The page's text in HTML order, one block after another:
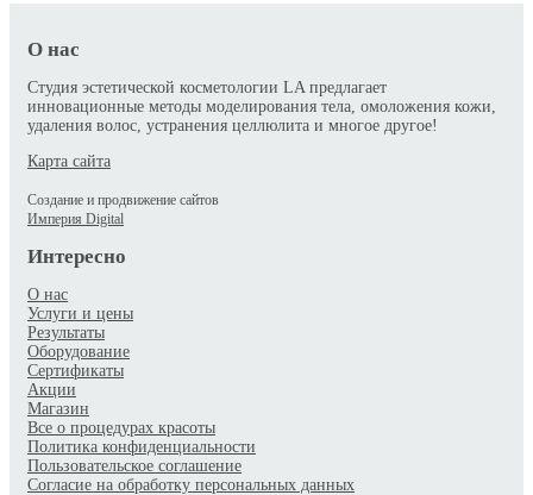
О нас
Студия эстетической косметологии LA предлагает
инновационные методы моделирования тела, омоложения кожи,
удаления волос, устранения целлюлита и многое другое!
Карта сайта
Создание и продвижение сайтов
Империя Digital
Интересно
О нас
Услуги и цены
Результаты
Оборудование
Сертификаты
Акции
Магазин
Все о процедурах красоты
Политика конфиденциальности
Пользовательское соглашение
Согласие на обработку персональных данных